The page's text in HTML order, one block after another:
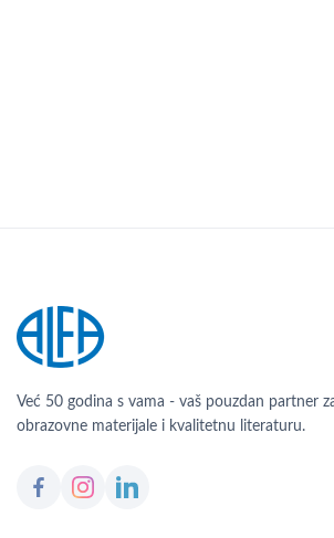
Već 50 godina s vama - vaš pouzdan partner
obrazovne materijale i kvalitetnu literaturu.